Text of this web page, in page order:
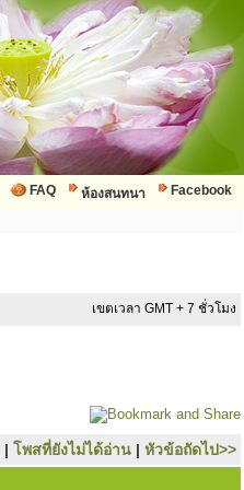
Facebook
ห้องสนทนา
FAQ
เขตเวลา GMT + 7 ชั่วโมง
| โพสที่ยังไม่ได้อ่าน | หัวข้อถัดไป>>